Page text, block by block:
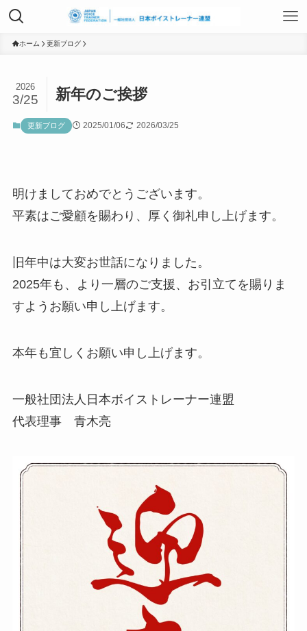
日本ボイストレーナー連盟資格認定につ
ボイストレーニング勉強会
組織概要
取材・講演などのご依頼
お問合せ
ホーム 更新ブログ
新年のご挨拶
2026
3/25
更新ブログ 2025/01/06 2026/03/25
明けましておめでとうございます。
平素はご愛顧を賜わり、厚く御礼申し上げます。
旧年中は大変お世話になりました。
2025年も、より一層のご支援、お引立てを賜りま
すようお願い申し上げます。
本年も宜しくお願い申し上げます。
一般社団法人日本ボイストレーナー連盟
代表理事 青木亮